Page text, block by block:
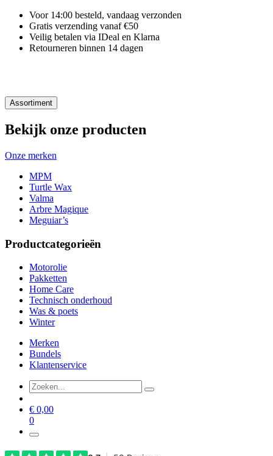
Voor 14:00 besteld, vandaag verzonden
Gratis verzending vanaf €50
Veilig betalen via IDeal en Klarna
Retourneren binnen 14 dagen
Assortiment
Bekijk onze producten
Onze merken
MPM
Turtle Wax
Valma
Arbre Magique
Meguiar’s
Productcategorieën
Motorolie
Pakketten
Home Care
Technisch onderhoud
Was & poets
Winter
Merken
Bundels
Klantenservice
€ 0,00
0